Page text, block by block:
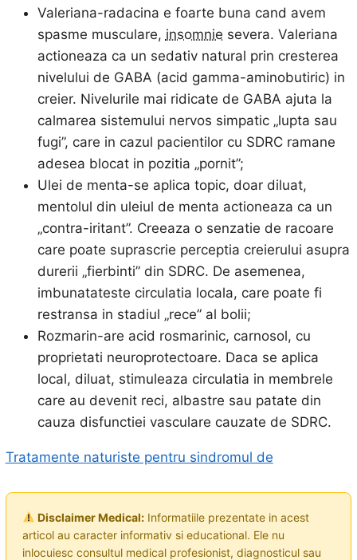
Valeriana-radacina e foarte buna cand avem
spasme musculare, insomnie severa. Valeriana
actioneaza ca un sedativ natural prin cresterea
nivelului de GABA (acid gamma-aminobutiric) in
creier. Nivelurile mai ridicate de GABA ajuta la
calmarea sistemului nervos simpatic „lupta sau
fugi”, care in cazul pacientilor cu SDRC ramane
adesea blocat in pozitia „pornit”;
Ulei de menta-se aplica topic, doar diluat,
mentolul din uleiul de menta actioneaza ca un
„contra-iritant”. Creeaza o senzatie de racoare
care poate suprascrie perceptia creierului asupra
durerii „fierbinti” din SDRC. De asemenea,
imbunatateste circulatia locala, care poate fi
restransa in stadiul „rece” al bolii;
Rozmarin-are acid rosmarinic, carnosol, cu
proprietati neuroprotectoare. Daca se aplica
local, diluat, stimuleaza circulatia in membrele
care au devenit reci, albastre sau patate din
cauza disfunctiei vasculare cauzate de SDRC.
Tratamente naturiste pentru sindromul de
Disclaimer Medical:Informatiile prezentate in acest
articol au caracter informativ si educational. Ele nu
inlocuiesc consultul medical profesionist, diagnosticul sau